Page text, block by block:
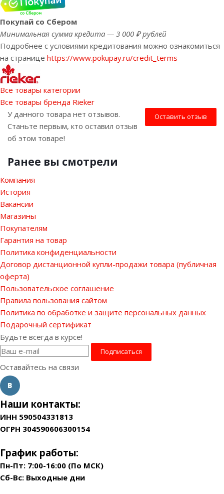
Покупай со Сбером
Минимальная сумма кредита — 3 000 ₽ рублей
Подробнее с условиями кредитования можно ознакомиться
на странице https://www.pokupay.ru/credit_terms
Все товары категории
Все товары бренда Rieker
Оставить отзыв
У данного товара нет отзывов.
Станьте первым, кто оставил отзыв
об этом товаре!
Ранее вы смотрели
Компания
История
Вакансии
Магазины
Покупателям
Гарантия на товар
Политика конфиденциальности
Договор дистанционной купли-продажи товара (публичная
оферта)
Пользовательское соглашение
Правила пользования сайтом
Политика по обработке и защите персональных данных
Подарочный сертификат
Будьте всегда в курсе!
Оставайтесь на связи
Наши контакты:
ИНН 590504331813
ОГРН 304590606300154
График работы:
Пн-Пт: 7:00-16:00 (По МСК)
Сб-Вс: Выходные дни